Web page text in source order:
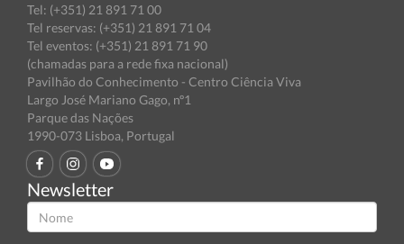
Tel: (+351) 21 891 71 00
Tel reservas: (+351) 21 891 71 04
Tel eventos: (+351) 21 891 71 90
(chamadas para a rede fixa nacional)
Pavilhão do Conhecimento - Centro Ciência Viva
Largo José Mariano Gago, nº1
Parque das Nações
1990-073 Lisboa, Portugal
Newsletter